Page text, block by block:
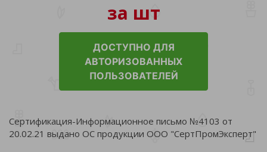
за шт
ДОСТУПНО ДЛЯ
АВТОРИЗОВАННЫХ
ПОЛЬЗОВАТЕЛЕЙ
Сертификация-Информационное письмо №4103 от
20.02.21 выдано ОС продукции ООО "СертПромЭксперт"